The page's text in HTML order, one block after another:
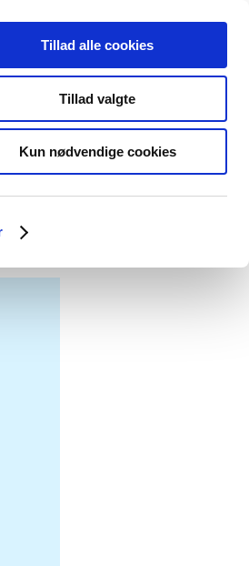
Tillad alle cookies
Tillad valgte
Kun nødvendige cookies